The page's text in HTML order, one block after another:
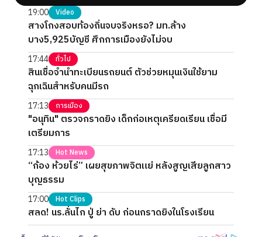
19:00 Video
สางโกงสอบท้องถิ่นจบจริงหรอ? มท.ล้าง
บาง5,925บัญชี ศึกการเมืองยังไม่จบ
17:44 ทั่วไป
สินเชื่อจำนำทะเบียนรถยนต์ ตัวช่วยหมุนเงินใช้ยาม
ฉุกเฉินสำหรับคนมีรถ
17:13 การเมือง
"อนุทิน" ตรวจกราดยิง เด็กก่อเหตุเครียดเรียน เชื่อมี
เตรียมการ
17:13 Hot News
“ก้อง ห้วยไร่” เผยสุขภาพจิตแย่ หลังสูญเสียลูกสาว
บุญธรรม
17:00 Hot Clips
สลด! นร.ลั่นไก ปู่ ย่า ดับ ก่อนกราดยิงในโรงเรียน